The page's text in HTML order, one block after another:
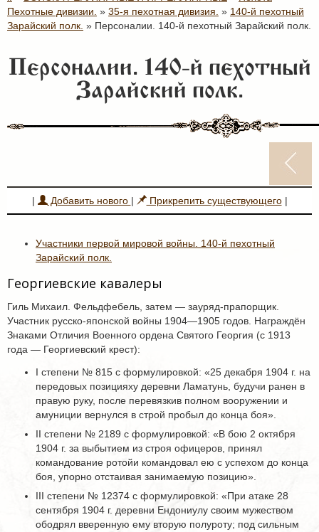
Пехотные дивизии. » 35-я пехотная дивизия. » 140-й пехотный
Зарайский полк. » Персоналии. 140-й пехотный Зарайский полк.
Персоналии. 140-й пехотный
Зарайский полк.
| Добавить нового | Прикрепить существующего|
Участники первой мировой войны. 140-й пехотный
Зарайский полк.
Георгиевские кавалеры
Гиль Михаил. Фельдфебель, затем — зауряд-прапорщик.
Участник русско-японской войны 1904—1905 годов. Награждён
Знаками Отличия Военного ордена Святого Георгия (с 1913
года — Георгиевский крест):
I степени № 815 с формулировкой: «25 декабря 1904 г. на
передовых позицияху деревни Ламатунь, будучи ранен в
правую руку, после перевязкив полном вооружении и
амуниции вернулся в строй пробыл до конца боя».
II степени № 2189 с формулировкой: «В бою 2 октября
1904 г. за выбытием из строя офицеров, принял
командование ротойи командовал ею с успехом до конца
боя, упорно отстаивая занимаемую позицию».
III степени № 12374 с формулировкой: «При атаке 28
сентября 1904 г. деревни Ендониулу своим мужеством
ободрял вверенную ему вторую полуроту; под сильным